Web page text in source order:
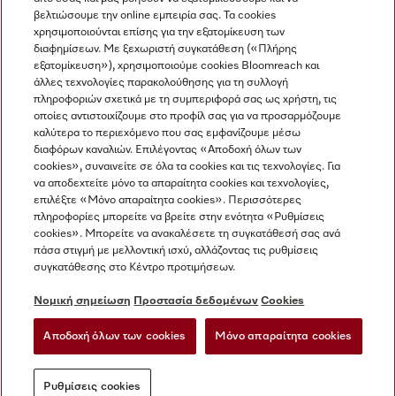
Η εταιρεία μας
Όροι και Προϋποθέσεις
Προστασία δεδομένων
Όροι Χρήσης
Δήλωση Προσβασιμότητας
Νόμος για τις ψηφιακές υπηρεσίες
Ρυθμίσεις cookies
Miele στο Instagram
Miele στο Facebook
Miele στο Youtube
βελτιώσουμε την online εμπειρία σας. Τα cookies
χρησιμοποιούνται επίσης για την εξατομίκευση των
διαφημίσεων. Με ξεχωριστή συγκατάθεση («Πλήρης
εξατομίκευση»), χρησιμοποιούμε cookies Bloomreach και
άλλες τεχνολογίες παρακολούθησης για τη συλλογή
πληροφοριών σχετικά με τη συμπεριφορά σας ως χρήστη, τις
οποίες αντιστοιχίζουμε στο προφίλ σας για να προσαρμόζουμε
καλύτερα το περιεχόμενο που σας εμφανίζουμε μέσω
διαφόρων καναλιών. Επιλέγοντας «Αποδοχή όλων των
cookies», συναινείτε σε όλα τα cookies και τις τεχνολογίες. Για
να αποδεχτείτε μόνο τα απαραίτητα cookies και τεχνολογίες,
επιλέξτε «Μόνο απαραίτητα cookies». Περισσότερες
πληροφορίες μπορείτε να βρείτε στην ενότητα «Ρυθμίσεις
cookies». Μπορείτε να ανακαλέσετε τη συγκατάθεσή σας ανά
πάσα στιγμή με μελλοντική ισχύ, αλλάζοντας τις ρυθμίσεις
συγκατάθεσης στο Κέντρο προτιμήσεων.
Νομική σημείωση Προστασία δεδομένων Cookies
Αποδοχή όλων των cookies Μόνο απαραίτητα cookies
Ρυθμίσεις cookies